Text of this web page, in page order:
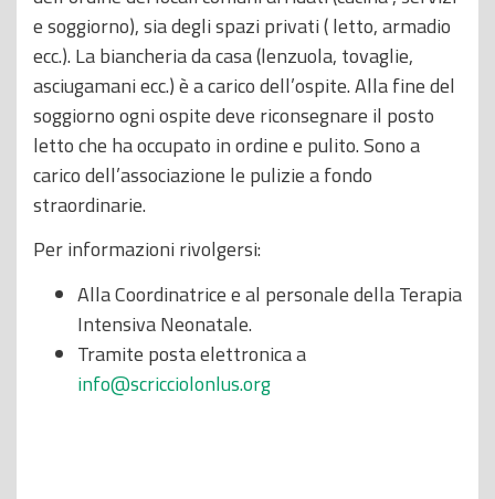
e soggiorno), sia degli spazi privati ( letto, armadio
ecc.). La biancheria da casa (lenzuola, tovaglie,
asciugamani ecc.) è a carico dell’ospite. Alla fine del
soggiorno ogni ospite deve riconsegnare il posto
letto che ha occupato in ordine e pulito. Sono a
carico dell’associazione le pulizie a fondo
straordinarie.
Per informazioni rivolgersi:
Alla Coordinatrice e al personale della Terapia
Intensiva Neonatale.
Tramite posta elettronica a
info@scricciolonlus.org